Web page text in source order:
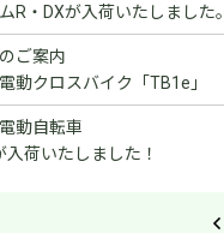
R・DXが入荷いたしました。
ご案内
動クロスバイク「TB1e」
動自転車
入荷いたしました！